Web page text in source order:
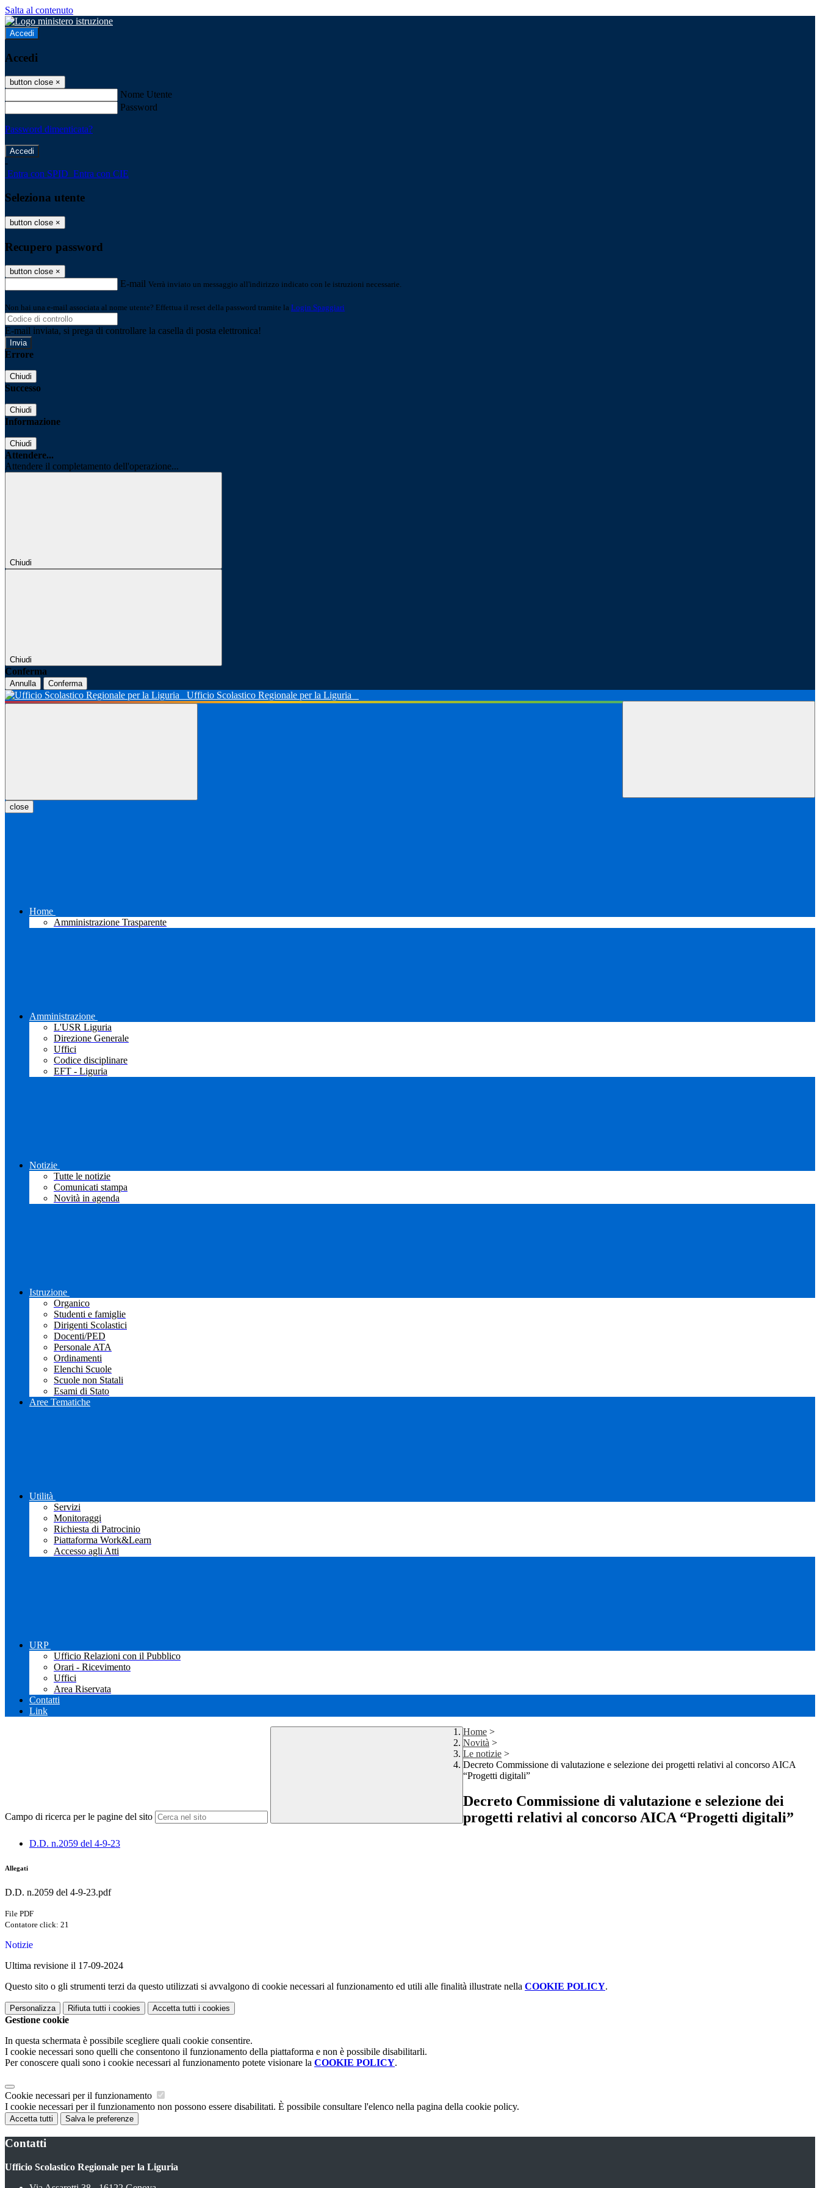
Salta al contenuto
Accedi
Accedi
button close ×
Nome Utente
Password
Password dimenticata?
-
Entra con SPID Entra con CIE
Seleziona utente
button close ×
Recupero password
button close ×
E-mail Verrà inviato un messaggio all'indirizzo indicato con le istruzioni necessarie.
Non hai una e-mail associata al nome utente? Effettua il reset della password tramite la Login Spaggiari
E-mail inviata, si prega di controllare la casella di posta elettronica!
Errore
Chiudi
Successo
Chiudi
Informazione
Chiudi
Attendere...
Attendere il completamento dell'operazione...
Chiudi
Chiudi
Conferma
Annulla Conferma
Ufficio Scolastico Regionale per la Liguria
close
Home
Amministrazione Trasparente
Amministrazione
L'USR Liguria
Direzione Generale
Uffici
Codice disciplinare
EFT - Liguria
Notizie
Tutte le notizie
Comunicati stampa
Novità in agenda
Istruzione
Organico
Studenti e famiglie
Dirigenti Scolastici
Docenti/PED
Personale ATA
Ordinamenti
Elenchi Scuole
Scuole non Statali
Esami di Stato
Aree Tematiche
Utilità
Servizi
Monitoraggi
Richiesta di Patrocinio
Piattaforma Work&Learn
Accesso agli Atti
URP
Ufficio Relazioni con il Pubblico
Orari - Ricevimento
Uffici
Area Riservata
Contatti
Link
Campo di ricerca per le pagine del sito
Home >
Novità >
Le notizie >
Decreto Commissione di valutazione e selezione dei progetti relativi al concorso AICA
“Progetti digitali”
Decreto Commissione di valutazione e selezione dei
progetti relativi al concorso AICA “Progetti digitali”
D.D. n.2059 del 4-9-23
Allegati
D.D. n.2059 del 4-9-23.pdf
File PDF
Contatore click: 21
Notizie
Ultima revisione il 17-09-2024
Questo sito o gli strumenti terzi da questo utilizzati si avvalgono di cookie necessari al funzionamento ed utili alle finalità illustrate nella COOKIE POLICY.
Personalizza Rifiuta tutti i cookies Accetta tutti i cookies
Gestione cookie
In questa schermata è possibile scegliere quali cookie consentire.
I cookie necessari sono quelli che consentono il funzionamento della piattaforma e non è possibile disabilitarli.
Per conoscere quali sono i cookie necessari al funzionamento potete visionare la COOKIE POLICY.
Cookie necessari per il funzionamento
I cookie necessari per il funzionamento non possono essere disabilitati. È possibile consultare l'elenco nella pagina della cookie policy.
Accetta tutti Salva le preferenze
Contatti
Ufficio Scolastico Regionale per la Liguria